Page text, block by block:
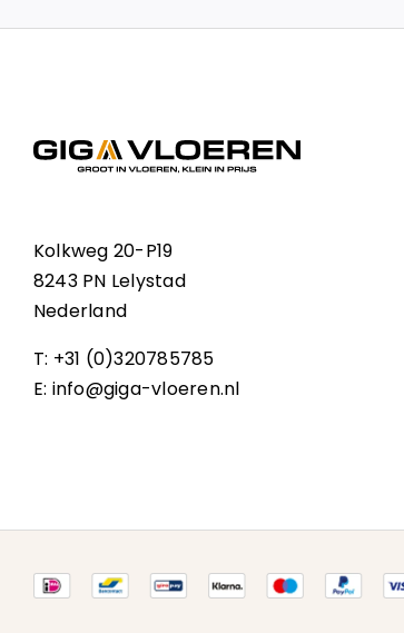
Kolkweg 20-P19
8243 PN Lelystad
Nederland
T: +31 (0)320785785
E: info@giga-vloeren.nl